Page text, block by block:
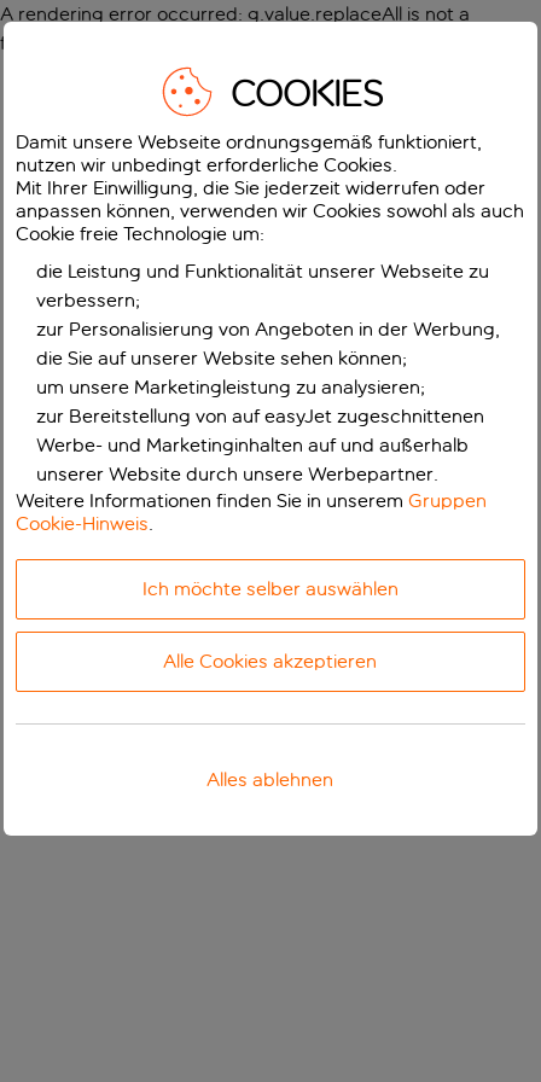
A rendering error occurred: g.value.replaceAll is not a
function
COOKIES
Damit unsere Webseite ordnungsgemäß funktioniert,
nutzen wir unbedingt erforderliche Cookies.
Mit Ihrer Einwilligung, die Sie jederzeit widerrufen oder
anpassen können, verwenden wir Cookies sowohl als auch
Cookie freie Technologie um:
die Leistung und Funktionalität unserer Webseite zu
verbessern;
zur Personalisierung von Angeboten in der Werbung,
die Sie auf unserer Website sehen können;
um unsere Marketingleistung zu analysieren;
zur Bereitstellung von auf easyJet zugeschnittenen
Werbe- und Marketinginhalten auf und außerhalb
unserer Website durch unsere Werbepartner.
Weitere Informationen finden Sie in unseremGruppen
Cookie-Hinweis.
Ich möchte selber auswählen
Alle Cookies akzeptieren
Alles ablehnen